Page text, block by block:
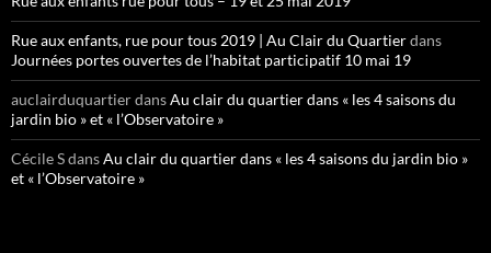
Rue aux enfants, rue pour tous 2019 | Au Clair du Quartierdans
Journées portes ouvertes de l’habitat participatif 10 mai 19
auclairduquartierdansAu clair du quartier dans « les 4 saisons du
jardin bio » et « l’Observatoire »
Cécile SdansAu clair du quartier dans « les 4 saisons du jardin bio »
et « l’Observatoire »